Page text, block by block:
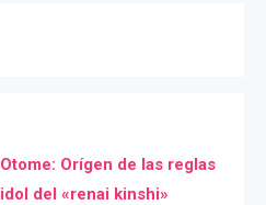
Otome: Orígen de las reglas
idol del «renai kinshi»